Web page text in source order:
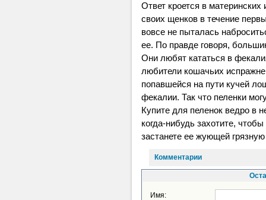
Ответ кроется в
своих щенков в течение
вовсе не пыталась
ее. По правде говоря,
Они любят кататься в
любители кошачьих
попавшейся на пути кучей
фекалии. Так что пеленки
Купите для пеленок ведро в
когда-нибудь захотите,
застанете ее жующей грязную
Комментарии
Имя: